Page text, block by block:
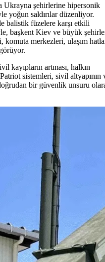
Ukrayna şehirlerine hipersonik
yoğun saldırılar düzenliyor.
balistik füzelere karşı etkili
başkent Kiev ve büyük
komuta merkezleri, ulaşım
kayıpların artması, halkın
sistemleri, sivil altyapının
bir güvenlik unsuru